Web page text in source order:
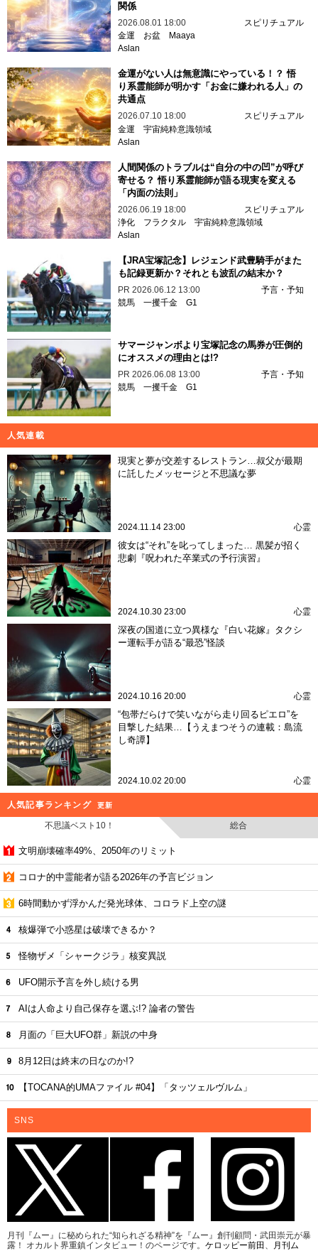
関係
2026.08.01 18:00
スピリチュアル
金運
お盆
Maaya
Aslan
金運がない人は無意識にやっている！？ 悟
り系霊能師が明かす「お金に嫌われる人」の
共通点
2026.07.10 18:00
スピリチュアル
金運 宇宙純粋意識領域
Aslan
人間関係のトラブルは“自分の中の凹”が呼び
寄せる？ 悟り系霊能師が語る現実を変える
「内面の法則」
2026.06.19 18:00
スピリチュアル
浄化
フラクタル 宇宙純粋意識領域
Aslan
【JRA宝塚記念】レジェンド武豊騎手がまた
も記録更新か？それとも波乱の結末か？
PR 2026.06.12 13:00
予言・予知
競馬 一攫千金 G1
サマージャンボより宝塚記念の馬券が圧倒的
にオススメの理由とは!?
PR 2026.06.08 13:00
予言・予知
競馬 一攫千金 G1
人気連載
現実と夢が交差するレストラン…叔父が最期
に託したメッセージと不思議な夢
2024.11.14 23:00 心霊
彼女は“それ”を叱ってしまった… 黒髪が招く
悲劇『呪われた卒業式の予行演習』
2024.10.30 23:00 心霊
深夜の国道に立つ異様な『白い花嫁』タクシ
ー運転手が語る“最恐”怪談
2024.10.16 20:00 心霊
“包帯だらけで笑いながら走り回るピエロ”を
目撃した結果…【うえまつそうの連載：島流
し奇譚】
2024.10.02 20:00 心霊
人気記事ランキング 更新
不思議ベスト10！ 総合
文明崩壊確率49%、2050年のリミット
コロナ的中霊能者が語る2026年の予言ビジョン
6時間動かず浮かんだ発光球体、コロラド上空の謎
核爆弾で小惑星は破壊できるか？
怪物ザメ「シャークジラ」核変異説
UFO開示予言を外し続ける男
AIは人命より自己保存を選ぶ!? 論者の警告
月面の「巨大UFO群」新説の中身
8月12日は終末の日なのか!?
【TOCANA的UMAファイル #04】「タッツェルヴルム」
SNS
月刊『ムー』に秘められた“知られざる精神”を『ムー』創刊顧問・武田崇元が暴
露！ オカルト界重鎮インタビュー！のページです。 ケロッピー前田 、
月刊ム